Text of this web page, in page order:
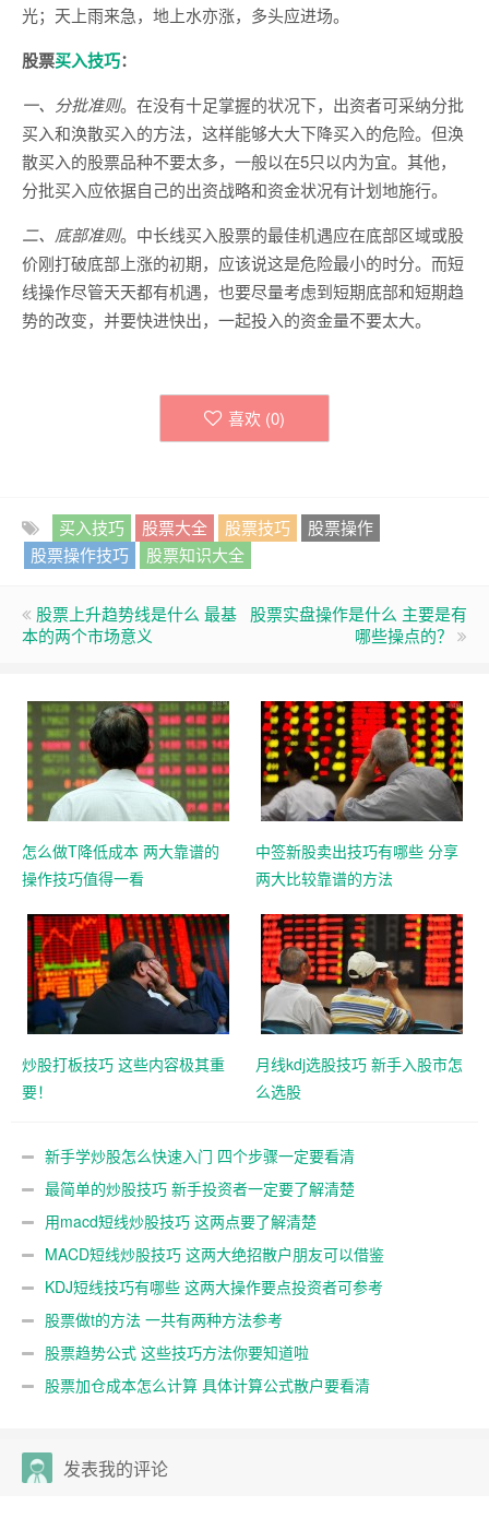
光；天上雨来急，地上水亦涨，多头应进场。
股票买入技巧：
一、分批准则。在没有十足掌握的状况下，出资者可采纳分批
买入和涣散买入的方法，这样能够大大下降买入的危险。但涣
散买入的股票品种不要太多，一般以在5只以内为宜。其他，
分批买入应依据自己的出资战略和资金状况有计划地施行。
二、底部准则。中长线买入股票的最佳机遇应在底部区域或股
价刚打破底部上涨的初期，应该说这是危险最小的时分。而短
线操作尽管天天都有机遇，也要尽量考虑到短期底部和短期趋
势的改变，并要快进快出，一起投入的资金量不要太大。
喜欢 (0)
买入技巧 股票大全 股票技巧
股票操作
股票操作技巧
股票知识大全
股票上升趋势线是什么 最基
本的两个市场意义
股票实盘操作是什么 主要是有
哪些操点的？
怎么做T降低成本 两大靠谱的
操作技巧值得一看
中签新股卖出技巧有哪些 分享
两大比较靠谱的方法
炒股打板技巧 这些内容极其重
要！
月线kdj选股技巧 新手入股市怎
么选股
新手学炒股怎么快速入门 四个步骤一定要看清
最简单的炒股技巧 新手投资者一定要了解清楚
用macd短线炒股技巧 这两点要了解清楚
MACD短线炒股技巧 这两大绝招散户朋友可以借鉴
KDJ短线技巧有哪些 这两大操作要点投资者可参考
股票做t的方法 一共有两种方法参考
股票趋势公式 这些技巧方法你要知道啦
股票加仓成本怎么计算 具体计算公式散户要看清
发表我的评论